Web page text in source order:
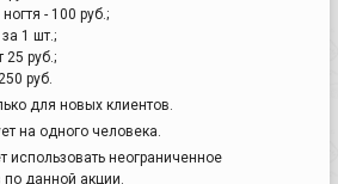
- 100 руб.;
1 шт.;
25 руб.;
руб.
для новых клиентов.
на одного человека.
неограниченное
данной акции.